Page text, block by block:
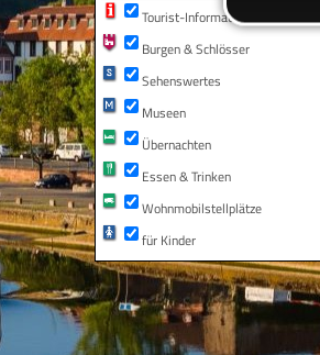
Tourist-Information
Burgen & Schlösser
Sehenswertes
Museen
Übernachten
Essen & Trinken
Wohnmobilstellplätze
für Kinder